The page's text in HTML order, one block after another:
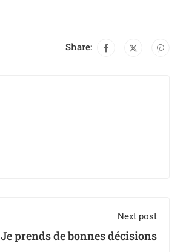
Share:
Next post
Je prends de bonnes décisions